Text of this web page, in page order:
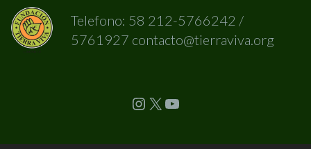
Telefono: 58 212-5766242 /
5761927 contacto@tierraviva.org
Instagram X YouTube